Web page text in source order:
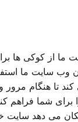
ما از کوکی ها
وب سایت ما
تا هنگام مرور
برای شما فراهم